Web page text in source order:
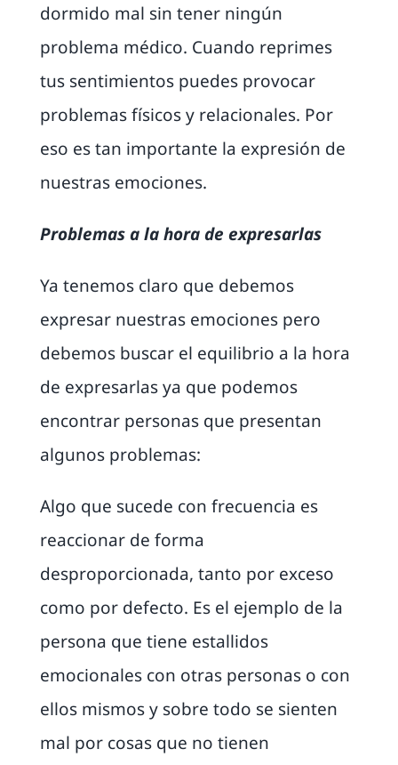
dormido mal sin tener ningún
problema médico. Cuando reprimes
tus sentimientos puedes provocar
problemas físicos y relacionales. Por
eso es tan importante la expresión de
nuestras emociones.
Problemas a la hora de expresarlas
Ya tenemos claro que debemos
expresar nuestras emociones pero
debemos buscar el equilibrio a la hora
de expresarlas ya que podemos
encontrar personas que presentan
algunos problemas:
Algo que sucede con frecuencia es
reaccionar de forma
desproporcionada, tanto por exceso
como por defecto. Es el ejemplo de la
persona que tiene estallidos
emocionales con otras personas o con
ellos mismos y sobre todo se sienten
mal por cosas que no tienen